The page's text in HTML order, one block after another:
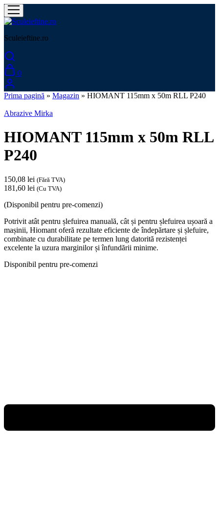
Sculeieftine.ro
0
Prima pagină » Magazin » HIOMANT 115mm x 50m RLL P240
Abrazive Mirka
HIOMANT 115mm x 50m RLL
P240
150,08 lei (Fără TVA)
181,60 lei (Cu TVA)
(Disponibil pentru pre-comenzi)
Potrivit atât pentru șlefuirea manuală, cât și pentru șlefuirea ușoară a
mașinii, Hiomant oferă rezultate eficiente de îndepărtare și șlefuire,
combinate cu durabilitate pe termen lung datorită rezistenței
excelente la uzura marginilor și înfundării minime.
Disponibil pentru pre-comenzi